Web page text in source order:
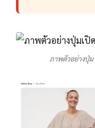
ภาพตัวอย่างปุ่ม